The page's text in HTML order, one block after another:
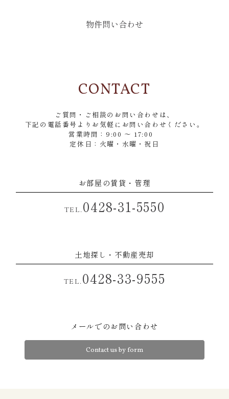
物件問い合わせ
CONTACT
ご質問・ご相談のお問い合わせは、
下記の電話番号よりお気軽にお問い合わせください。
営業時間：9:00 ～ 17:00
定休日：火曜・水曜・祝日
お部屋の賃貸・管理
TEL.0428-31-5550
土地探し・不動産売却
TEL.0428-33-9555
メールでのお問い合わせ
Contact us by form